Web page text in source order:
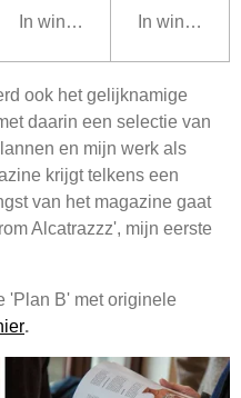
In winkelwagenIn
ook het gelijknamige
daarin een selectie van
en mijn werk als
krijgt telkens een
van het magazine gaat
Alcatrazzz', mijn eerste
'Plan B' met originele
.